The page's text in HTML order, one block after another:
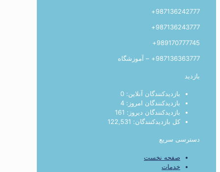
987136242777+
987136243777+
989170777745+
987136363777+ – آموزشگاه
بازدید
بازدیدکنندگان آنلاین: 0
بازدیدکنندگان امروز: 4
بازدیدکنندگان دیروز: 161
کل بازدیدکنند‌گان: 122,531
دسترسی سریع
صفحه نخست
خدمات